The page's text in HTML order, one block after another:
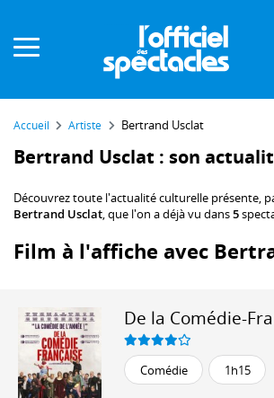
Accueil Artiste Bertrand Usclat
Bertrand Usclat : son
Découvrez toute l'actualité culturelle présente,
Bertrand Usclat, que l'on a déjà vu dans5
Film à l'affiche avec
De la Comédie-
Comédie 1h15